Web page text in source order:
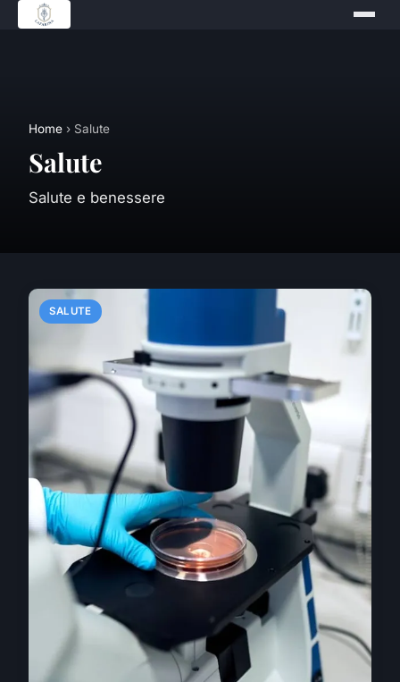
Home › Salute
Salute
Salute e benessere
SALUTE